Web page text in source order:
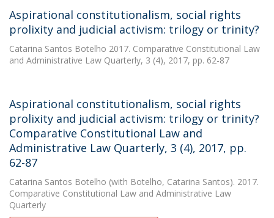
Aspirational constitutionalism, social rights
prolixity and judicial activism: trilogy or trinity?
Catarina Santos Botelho 2017. Comparative Constitutional Law
and Administrative Law Quarterly, 3 (4), 2017, pp. 62-87
Aspirational constitutionalism, social rights
prolixity and judicial activism: trilogy or trinity?
Comparative Constitutional Law and
Administrative Law Quarterly, 3 (4), 2017, pp.
62-87
Catarina Santos Botelho (with Botelho, Catarina Santos). 2017.
Comparative Constitutional Law and Administrative Law
Quarterly